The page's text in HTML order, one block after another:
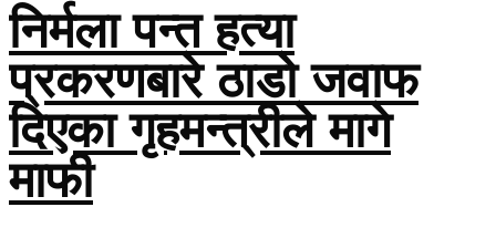
निर्मला पन्त हत्या
प्रकरणबारे ठाडो जवाफ
दिएका गृहमन्त्रीले मागे
माफी